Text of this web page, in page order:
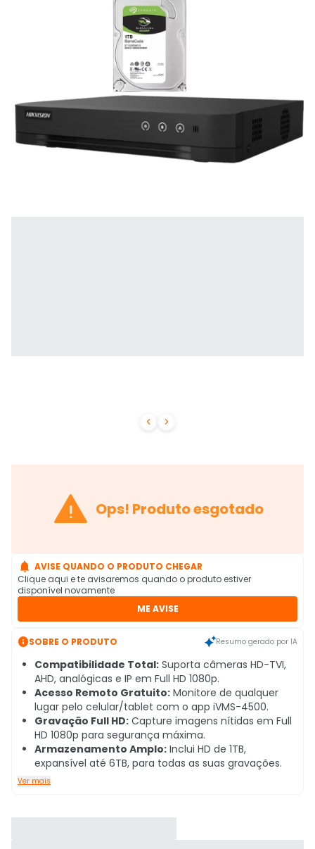
 
 Ops! Produto esgotado
 AVISE QUANDO O PRODUTO CHEGAR
Clique aqui e te avisaremos quando o produto estiver
disponível novamente
ME AVISE
SOBRE O PRODUTO Resumo gerado por IA
Compatibilidade Total: Suporta câmeras HD-TVI,
AHD, analógicas e IP em Full HD 1080p.
Acesso Remoto Gratuito: Monitore de qualquer
lugar pelo celular/tablet com o app iVMS-4500.
Gravação Full HD: Capture imagens nítidas em Full
HD 1080p para segurança máxima.
Armazenamento Amplo: Inclui HD de 1TB,
expansível até 6TB, para todas as suas gravações.
Ver mais